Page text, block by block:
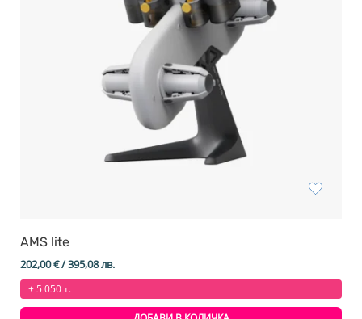
AMS lite
202,00€/ 395,08 лв.
+ 5 050 т.